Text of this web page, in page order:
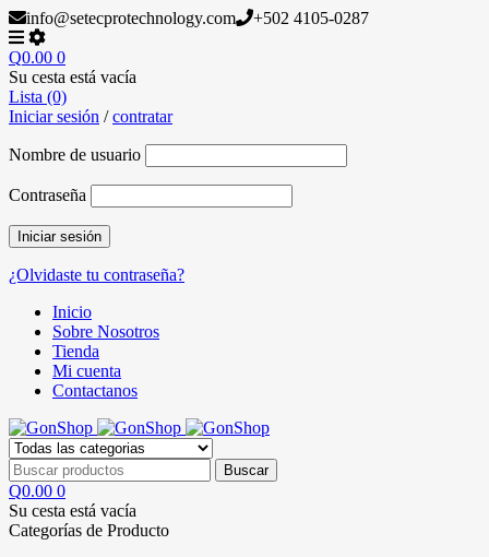
info@setecprotechnology.com +502 4105-0287
Q0.00 0
Su cesta está vacía
Lista (0)
Iniciar sesión /contratar
Nombre de usuario
Contraseña
¿Olvidaste tu contraseña?
Inicio
Sobre Nosotros
Tienda
Mi cuenta
Contactanos
Q0.00 0
Su cesta está vacía
Categorías de Producto